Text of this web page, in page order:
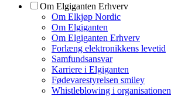
Om Elgiganten Erhverv
Om Elkjøp Nordic
Om Elgiganten
Om Elgiganten Erhverv
Forlæng elektronikkens levetid
Samfundsansvar
Karriere i Elgiganten
Fødevarestyrelsen smiley
Whistleblowing i organisationen